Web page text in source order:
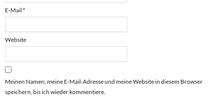
E-Mail *
Website
Meinen Namen, meine E-Mail-Adresse und meine Website in diesem Browser
speichern, bis ich wieder kommentiere.